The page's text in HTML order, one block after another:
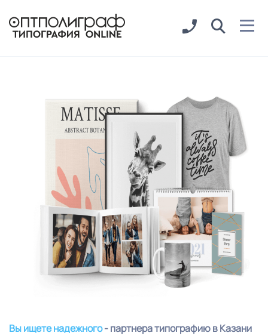
Вы ищете надежного- партнера типографию в Казани